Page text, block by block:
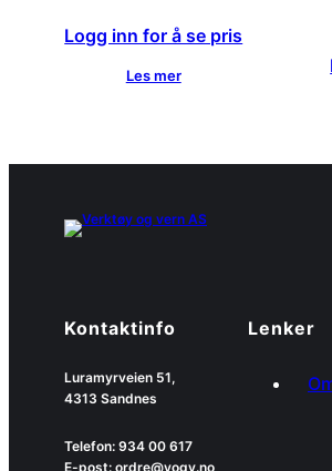
Logg inn for å se pris
Les mer
Kontaktinfo
Luramyrveien 51,
4313 Sandnes
Telefon: 934 00 617
E-post: ordre@vogv.no
Lenker